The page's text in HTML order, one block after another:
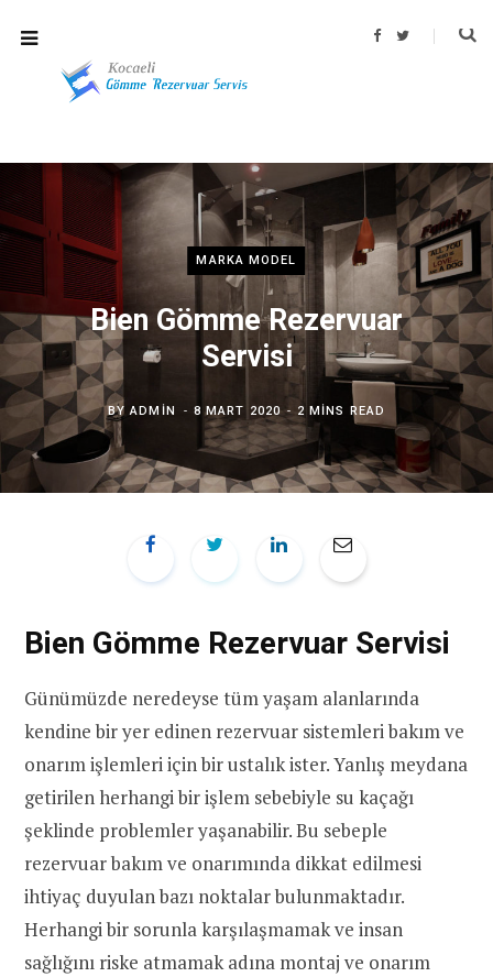
F
T
MARKA MODEL
Bien Gömme Rezervuar
Servisi
BYADMIN 8 MART 2020 2 MINS READ
Bien Gömme Rezervuar Servisi
Günümüzde neredeyse tüm yaşam alanlarında
kendine bir yer edinen rezervuar sistemleri bakım ve
onarım işlemleri için bir ustalık ister. Yanlış meydana
getirilen herhangi bir işlem sebebiyle su kaçağı
şeklinde problemler yaşanabilir. Bu sebeple
rezervuar bakım ve onarımında dikkat edilmesi
ihtiyaç duyulan bazı noktalar bulunmaktadır.
Herhangi bir sorunla karşılaşmamak ve insan
sağlığını riske atmamak adına montaj ve onarım